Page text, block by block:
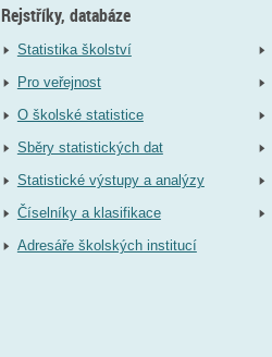
Rejstříky, databáze
Statistika školství
Pro veřejnost
O školské statistice
Sběry statistických dat
Statistické výstupy a analýzy
Číselníky a klasifikace
Adresáře školských institucí